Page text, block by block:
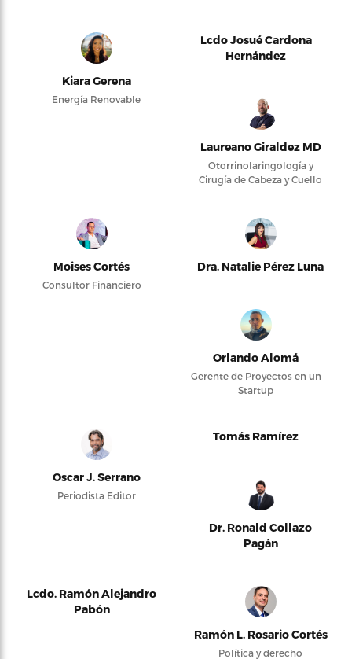
Kiara Gerena
Energía Renovable
Lcdo Josué Cardona
Hernández
Laureano Giraldez MD
Otorrinolaringología y
Cirugía de Cabeza y Cuello
Moises Cortés
Consultor Financiero
Dra. Natalie Pérez Luna
Orlando Alomá
Gerente de Proyectos en un
Startup
Oscar J. Serrano
Periodista Editor
Tomás Ramírez
Dr. Ronald Collazo
Pagán
Lcdo. Ramón Alejandro
Pabón
Ramón L. Rosario Cortés
Política y derecho